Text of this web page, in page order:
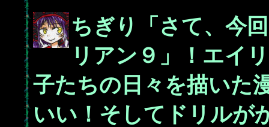
ちぎり「さて、今
リアン９」！エイ
子たちの日々を描いた
いい！そしてドリルが